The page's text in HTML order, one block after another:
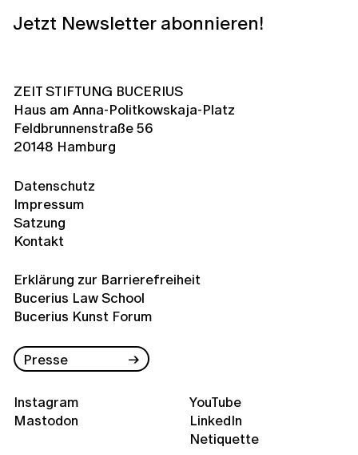
Jetzt Newsletter abonnieren!
ZEIT STIFTUNG BUCERIUS
Haus am Anna-Politkowskaja-Platz
Feldbrunnenstraße 56
20148 Hamburg
Datenschutz
Impressum
Satzung
Kontakt
Erklärung zur Barrierefreiheit
Bucerius Law School
Bucerius Kunst Forum
Presse
Instagram
Mastodon
YouTube
LinkedIn
Netiquette